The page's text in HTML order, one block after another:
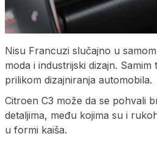
Nisu Francuzi slučajno u
moda i industrijski dizajn.
prilikom dizajniranja automobila.
Citroen C3 može da se pohvali
detaljima, među kojima su i
u formi kaiša.